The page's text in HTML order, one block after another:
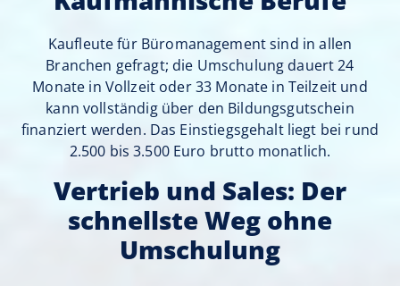
Kaufleute für Büromanagement sind in allen
Branchen gefragt; die Umschulung dauert 24
Monate in Vollzeit oder 33 Monate in Teilzeit und
kann vollständig über den Bildungsgutschein
finanziert werden. Das Einstiegsgehalt liegt bei rund
2.500 bis 3.500 Euro brutto monatlich.
Vertrieb und Sales: Der
schnellste Weg ohne
Umschulung